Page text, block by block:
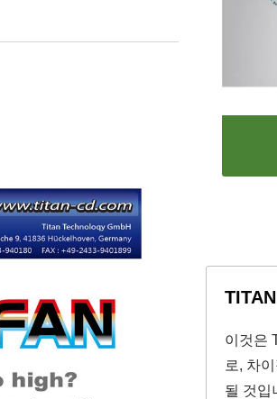
이것은
로, 차
될 것입